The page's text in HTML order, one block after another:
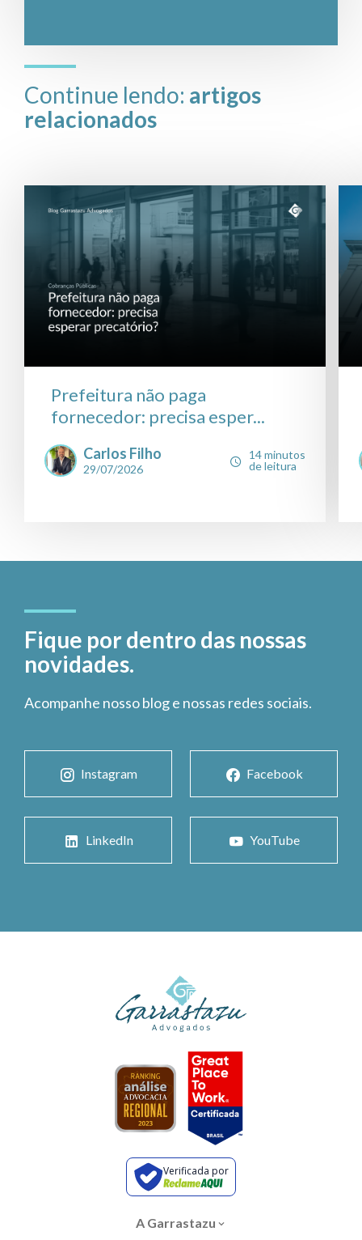
Continue lendo: artigos
relacionados
Prefeitura não paga
fornecedor: precisa esper...
Carlos Filho
29/07/2026
14 minutos
de leitura
Fique por dentro das nossas
novidades.
Acompanhe nosso blog e nossas redes sociais.
Instagram Facebook
LinkedIn YouTube
Verificada por
A Garrastazu